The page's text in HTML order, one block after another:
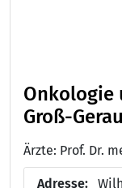
Onkologie
Groß-
Adresse: